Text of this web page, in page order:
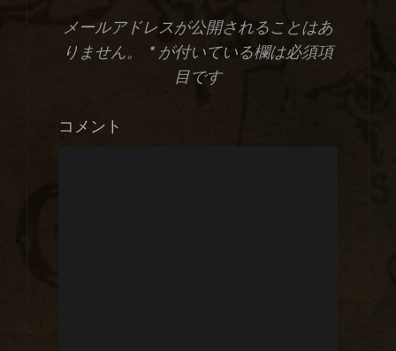
メールアドレスが公開されることはあ
りません。
*が付いている欄は必須項
目です
コメント